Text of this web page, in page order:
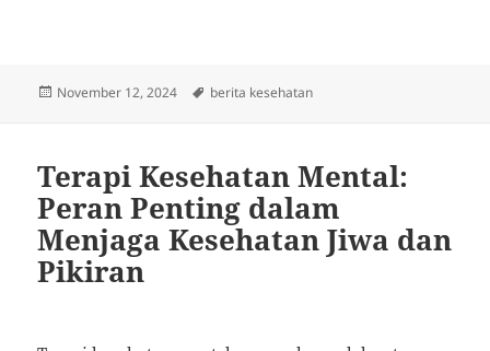
Posted
November 12, 2024 Tags
berita kesehatan
Terapi Kesehatan Mental:
Peran Penting dalam
Menjaga Kesehatan Jiwa dan
Pikiran